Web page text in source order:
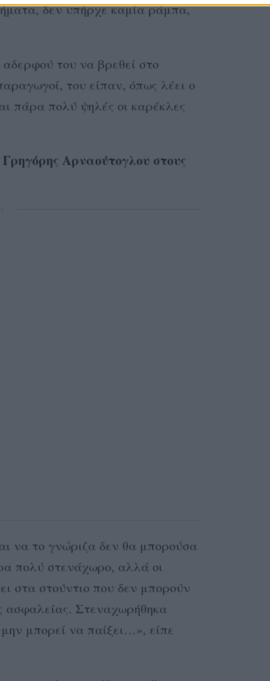
δεν υπήρχε καμία ράμπα,
του να βρεθεί στο
του είπαν, όπως λέει ο
πάρα πολύ ψηλές οι καρέκλες
Αρναούτογλου στους
να το γνώριζα δεν θα μπορούσα
πολύ στενάχωρο, αλλά οι
στα στούντιο που δεν μπορούν
ασφαλείας. Στεναχωρήθηκα
μπορεί να παίξει…», είπε